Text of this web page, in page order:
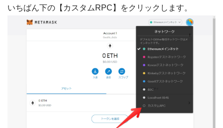
いちばん下の【カスタムRPC】をクリックします。